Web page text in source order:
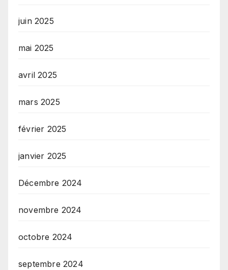
juin 2025
mai 2025
avril 2025
mars 2025
février 2025
janvier 2025
Décembre 2024
novembre 2024
octobre 2024
septembre 2024